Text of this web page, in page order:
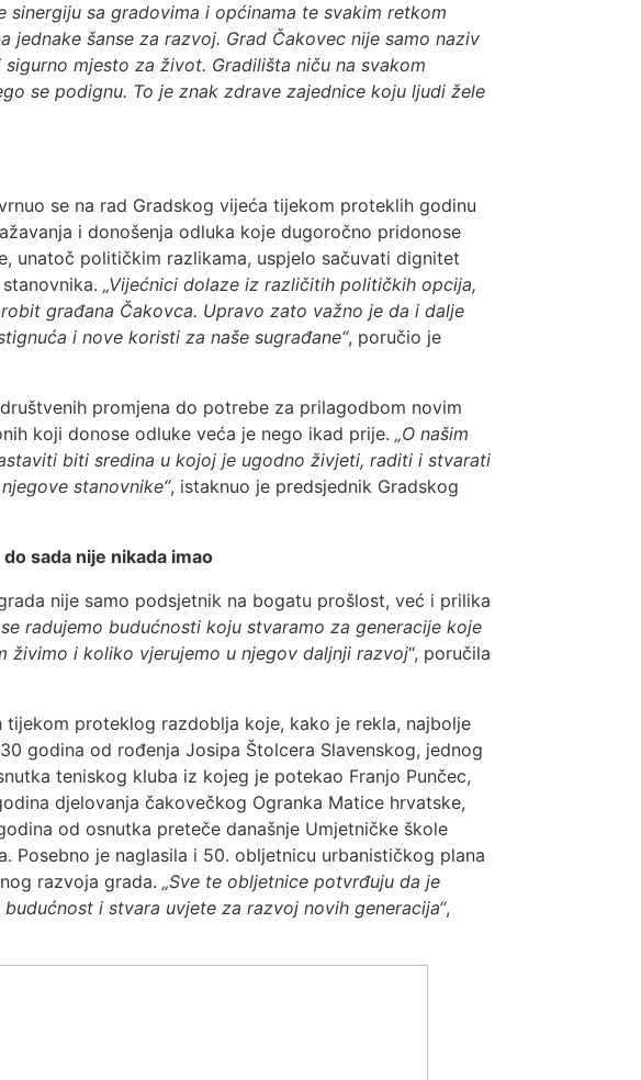
sa gradovima i općinama te svakim retkom
šanse za razvoj. Grad Čakovec nije samo naziv
mjesto za život. Gradilišta niču na svakom
se podignu. To je znak zdrave zajednice koju ljudi žele
se na rad Gradskog vijeća tijekom proteklih godinu
i donošenja odluka koje dugoročno pridonose
unatoč političkim razlikama, uspjelo sačuvati dignitet
„Vijećnici dolaze iz različitih političkih opcija,
građana Čakovca. Upravo zato važno je da i dalje
i nove koristi za naše sugrađane“, poručio je
promjena do potrebe za prilagodbom novim
koji donose odluke veća je nego ikad prije. „O našim
biti sredina u kojoj je ugodno živjeti, raditi i stvarati
stanovnike“, istaknuo je predsjednik Gradskog
sada nije nikada imao
nije samo podsjetnik na bogatu prošlost, već i prilika
radujemo budućnosti koju stvaramo za generacije koje
živimo i koliko vjerujemo u njegov daljnji razvoj“, poručila
proteklog razdoblja koje, kako je rekla, najbolje
godina od rođenja Josipa Štolcera Slavenskog, jednog
teniskog kluba iz kojeg je potekao Franjo Punčec,
djelovanja čakovečkog Ogranka Matice hrvatske,
od osnutka preteče današnje Umjetničke škole
Posebno je naglasila i 50. obljetnicu urbanističkog plana
razvoja grada. „Sve te obljetnice potvrđuju da je
i stvara uvjete za razvoj novih generacija“,